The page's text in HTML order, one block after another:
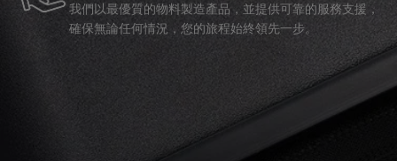
我們以最優質的物料製造產品，並提供可靠的服務支援，
確保無論任何情況，您的旅程始終領先一步。